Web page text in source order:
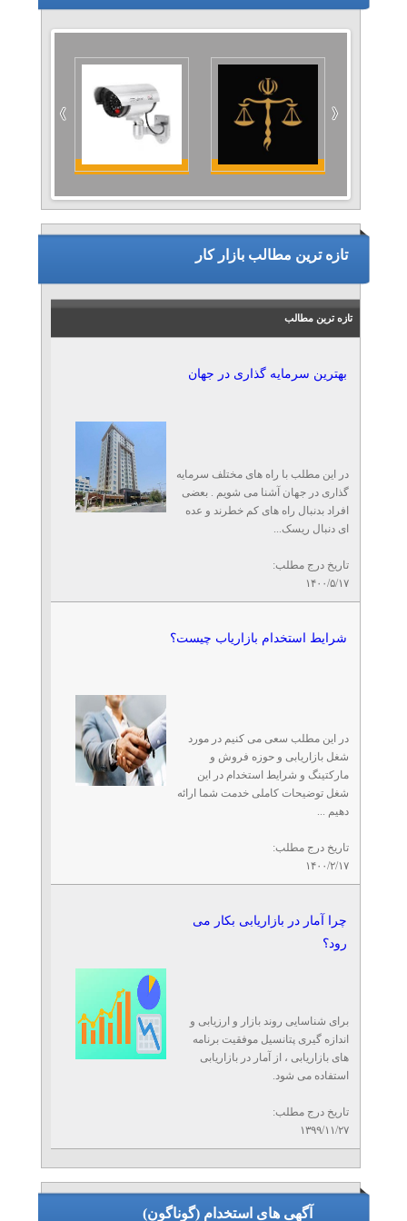
تازه ترین مطالب بازار کار
تازه ترین مطالب
بهترین سرمایه گذاری در جهان
در این مطلب با راه های مختلف سرمایه
گذاری در جهان آشنا می شویم . بعضی
افراد بدنبال راه های کم خطرند و عده
ای دنبال ریسک...
تاریخ درج مطلب:
۱۴۰۰/۵/۱۷
شرایط استخدام بازاریاب چیست؟
در این مطلب سعی می کنیم در مورد
شغل بازاریابی و حوزه فروش و
مارکتینگ و شرایط استخدام در این
شغل توضیحات کاملی خدمت شما ارائه
دهیم ...
تاریخ درج مطلب:
۱۴۰۰/۲/۱۷
چرا آمار در بازاریابی بکار می
رود؟
برای شناسایی روند بازار و ارزیابی و
اندازه گیری پتانسیل موفقیت برنامه
های بازاریابی ، از آمار در بازاریابی
استفاده می شود.
تاریخ درج مطلب:
۱۳۹۹/۱۱/۲۷
آگهی های استخدام (گوناگون)